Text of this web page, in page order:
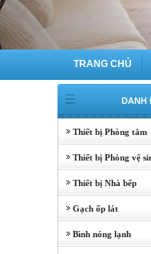
TRANG CHỦ
DANH
Thiết bị Phòng tắm
Thiết bị Phòng vệ
Thiết bị Nhà bếp
Gạch ốp lát
Bình nóng lạnh